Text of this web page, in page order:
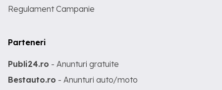
Regulament Campanie
Parteneri
Publi24.ro - Anunturi gratuite
Bestauto.ro - Anunturi auto/moto